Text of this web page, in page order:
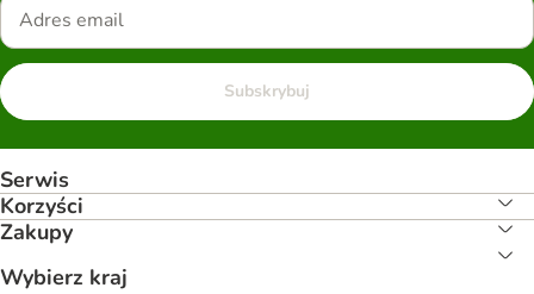
Subskrybuj
Serwis
Korzyści
Zakupy
Wybierz kraj